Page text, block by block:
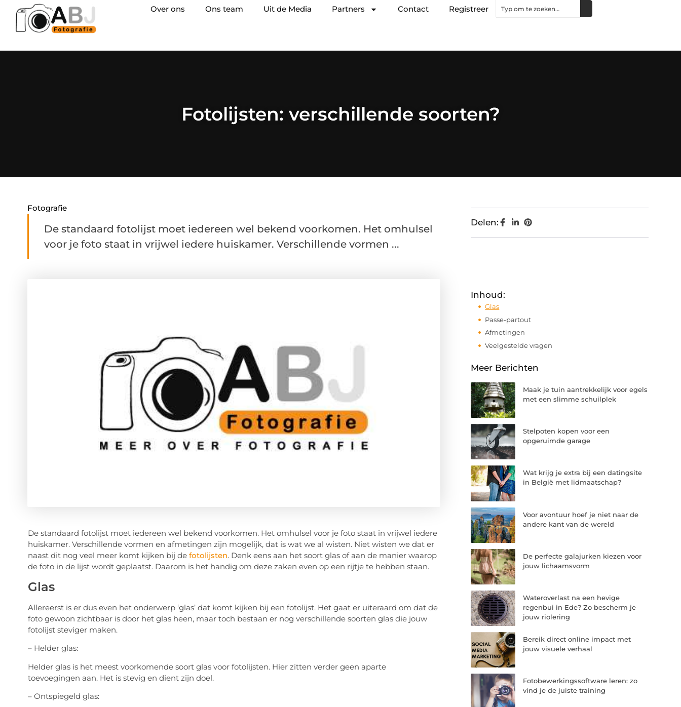
Over ons Ons team Uit de Media Partners Contact Registreer
Fotolijsten: verschillende soorten?
Fotografie
De standaard fotolijst moet iedereen wel bekend voorkomen. Het omhulsel
voor je foto staat in vrijwel iedere huiskamer. Verschillende vormen ...
De standaard fotolijst moet iedereen wel bekend voorkomen. Het omhulsel voor je foto staat in vrijwel iedere
huiskamer. Verschillende vormen en afmetingen zijn mogelijk, dat is wat we al wisten. Niet wisten we dat er
naast dit nog veel meer komt kijken bij de fotolijsten. Denk eens aan het soort glas of aan de manier waarop
de foto in de lijst wordt geplaatst. Daarom is het handig om deze zaken even op een rijtje te hebben staan.
Glas
Allereerst is er dus even het onderwerp ‘glas’ dat komt kijken bij een fotolijst. Het gaat er uiteraard om dat de
foto gewoon zichtbaar is door het glas heen, maar toch bestaan er nog verschillende soorten glas die jouw
fotolijst steviger maken.
– Helder glas:
Helder glas is het meest voorkomende soort glas voor fotolijsten. Hier zitten verder geen aparte
toevoegingen aan. Het is stevig en dient zijn doel.
– Ontspiegeld glas:
Delen:
Inhoud:
Glas
Passe-partout
Afmetingen
Veelgestelde vragen
Meer Berichten
Maak je tuin aantrekkelijk voor egels
met een slimme schuilplek
Stelpoten kopen voor een
opgeruimde garage
Wat krijg je extra bij een datingsite
in België met lidmaatschap?
Voor avontuur hoef je niet naar de
andere kant van de wereld
De perfecte galajurken kiezen voor
jouw lichaamsvorm
Wateroverlast na een hevige
regenbui in Ede? Zo bescherm je
jouw riolering
Bereik direct online impact met
jouw visuele verhaal
Fotobewerkingssoftware leren: zo
vind je de juiste training